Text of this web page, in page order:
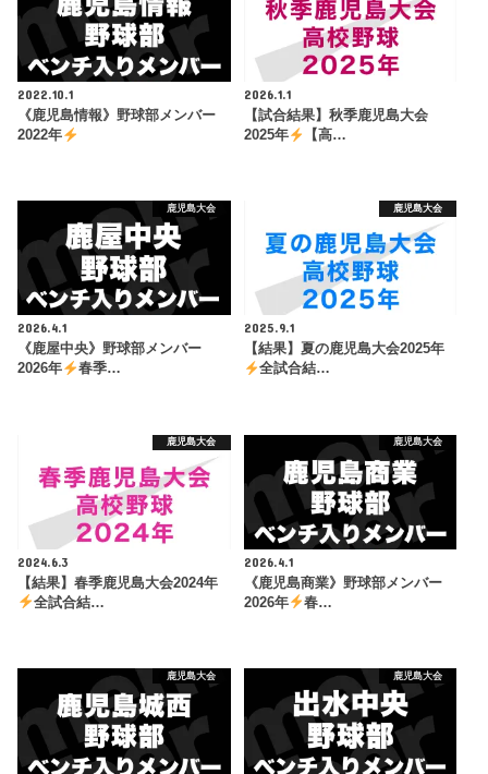
2022.10.1
《鹿児島情報》野球部メンバー
2022年
2026.1.1
【試合結果】秋季鹿児島大会
2025年
【高…
鹿児島大会
2026.4.1
《鹿屋中央》野球部メンバー
2026年
春季…
鹿児島大会
2025.9.1
【結果】夏の鹿児島大会2025年
全試合結…
鹿児島大会
2024.6.3
【結果】春季鹿児島大会2024年
全試合結…
鹿児島大会
2026.4.1
《鹿児島商業》野球部メンバー
2026年
春…
鹿児島大会 鹿児島大会